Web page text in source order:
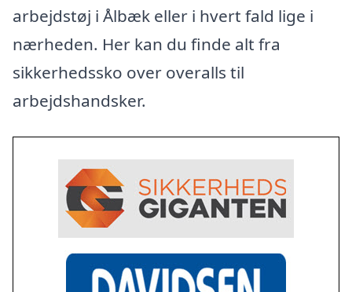
arbejdstøj i Ålbæk eller i hvert fald lige i
nærheden. Her kan du finde alt fra
sikkerhedssko over overalls til
arbejdshandsker.